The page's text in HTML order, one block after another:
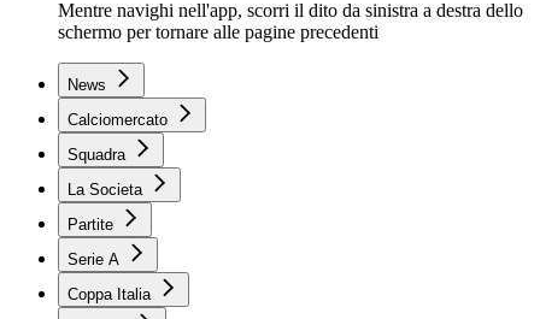
Mentre navighi nell'app, scorri il dito da sinistra a destra dello
schermo per tornare alle pagine precedenti
News
Calciomercato
Squadra
La Societa
Partite
Serie A
Coppa Italia